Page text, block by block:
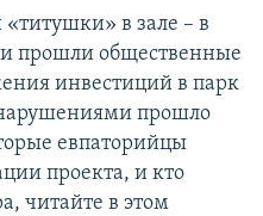
в зале – в
прошли общественные
инвестиций в парк
прошло
евпаторийцы
проекта, и кто
читайте в этом